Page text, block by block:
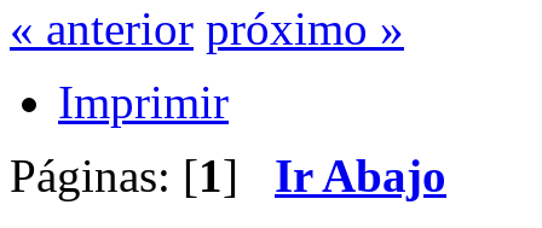
« anterior próximo »
Imprimir
Páginas: [1] Ir Abajo